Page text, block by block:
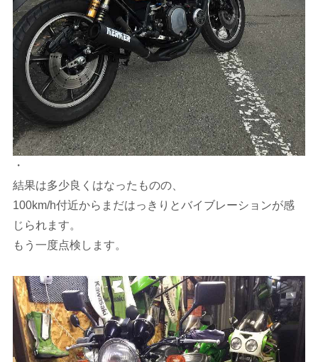
・
結果は多少良くはなったものの、
100km/h付近からまだはっきりとバイブレーションが感
じられます。
もう一度点検します。